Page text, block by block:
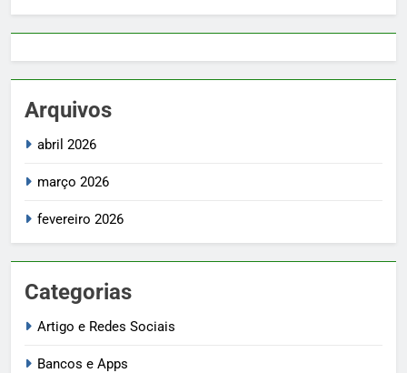
Arquivos
abril 2026
março 2026
fevereiro 2026
Categorias
Artigo e Redes Sociais
Bancos e Apps